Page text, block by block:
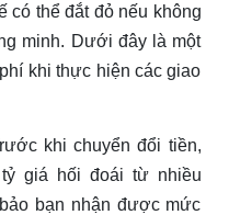
có thể đắt đỏ nếu không
minh. Dưới đây là một
khi thực hiện các giao
khi chuyển đổi tiền,
giá hối đoái từ nhiều
bạn nhận được mức